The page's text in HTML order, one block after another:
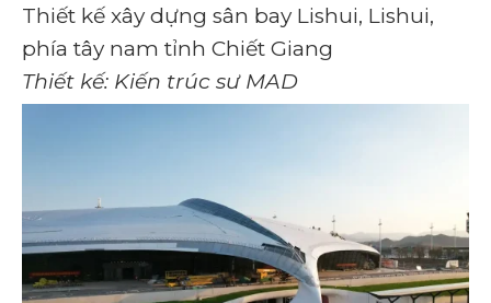
Thiết kế xây dựng sân bay Lishui, Lishui,
phía tây nam tỉnh Chiết Giang
Thiết kế: Kiến trúc sư MAD